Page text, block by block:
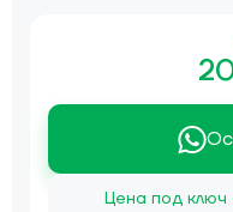
Цена под ключ